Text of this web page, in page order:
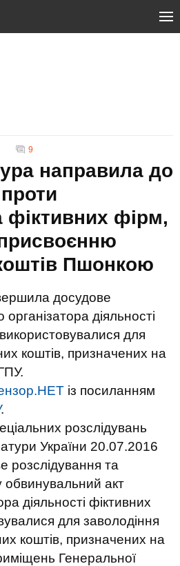
9
направила до
фіктивних фірм,
Пшонкою
досудове
діяльності
для
коштів, призначених на
із посиланням
.
розслідувань
України 20.07.2016
розслідування та
акт
діяльності фіктивних
для заволодіння
коштів, призначених на
Генеральної